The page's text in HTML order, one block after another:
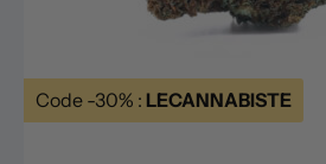
Code -30% : LECANNABISTE